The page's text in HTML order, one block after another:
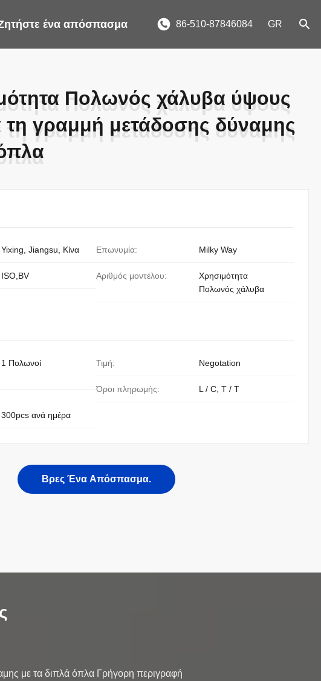
ένα απόσπασμα 86-510-87846084 GR
Πολωνός χάλυβα ύψους
τη γραμμή μετάδοσης δύναμης
Πολωνός χάλυβα ύψους
τη γραμμή μετάδοσης δύναμης
Yixing, Jiangsu, Κίνα Επωνυμία: Milky Way
ISO,BV Αριθμός μοντέλου:
Χρησιμότητα
Πολωνός χάλυβα
1 Πολωνοί Τιμή: Negotation
Όροι πληρωμής: L / C, T / T
300pcs ανά ημέρα
Βρες Ένα Απόσπασμα.
με τα διπλά όπλα Γρήγορη περιγραφή